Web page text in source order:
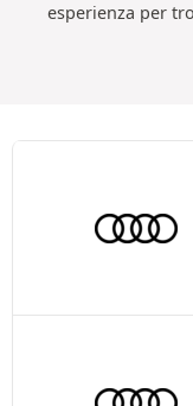
esperienza per